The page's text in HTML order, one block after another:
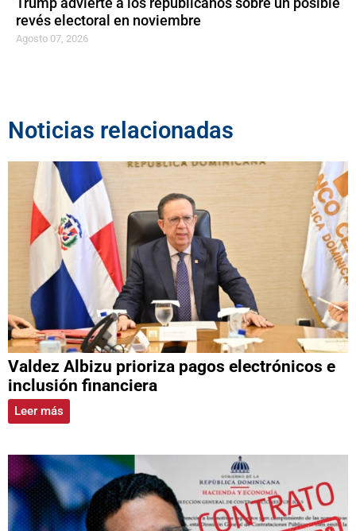
Trump advierte a los republicanos sobre un posible
revés electoral en noviembre
Agosto 07, 2026
Noticias relacionadas
Valdez Albizu prioriza pagos electrónicos e
inclusión financiera
Leer más